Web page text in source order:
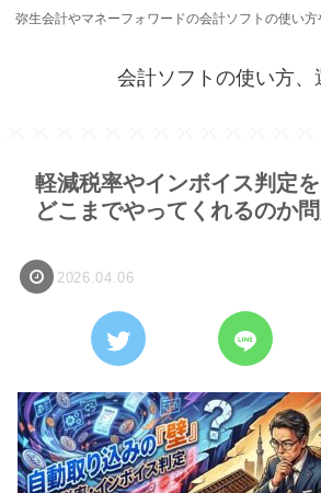
弥生会計やマネーフォワードの会計ソフトの使い
会計ソフトの使い方、
軽減税率やインボイス判定
どこまでやってくれるのか
2026.04.06